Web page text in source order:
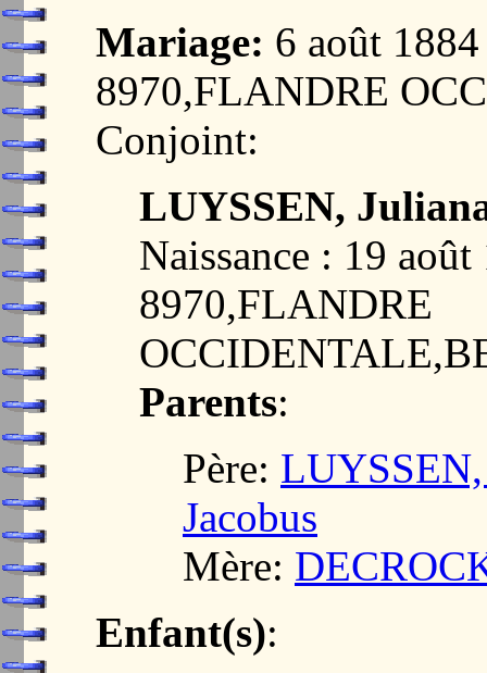
Mariage: 6 août
8970,FLANDRE
Conjoint:
LUYSSEN,
Naissance : 19
8970,FLANDRE
Parents:
Père:
Jacobus
Mère:
Enfant(s):